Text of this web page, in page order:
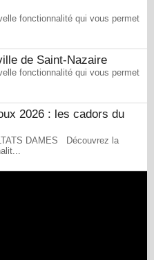
fonctionnalité qui vous permet
de Saint-Nazaire
fonctionnalité qui vous permet
2026 : les cadors du
DAMES Découvrez la